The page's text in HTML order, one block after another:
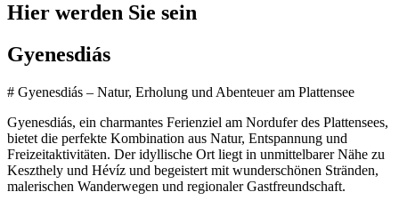
Hier werden Sie sein
Gyenesdiás
# Gyenesdiás – Natur, Erholung und Abenteuer am Plattensee
Gyenesdiás, ein charmantes Ferienziel am Nordufer des Plattensees,
bietet die perfekte Kombination aus Natur, Entspannung und
Freizeitaktivitäten. Der idyllische Ort liegt in unmittelbarer Nähe zu
Keszthely und Hévíz und begeistert mit wunderschönen Stränden,
malerischen Wanderwegen und regionaler Gastfreundschaft.